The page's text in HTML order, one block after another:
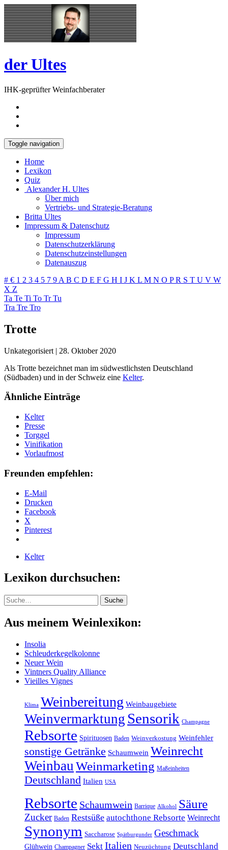
Skip
to
content
Open
Sidebar
der Ultes
IHK-geprüfter Weinfachberater
Toggle navigation
Home
Lexikon
Quiz
Alexander H. Ultes
Über mich
Vertriebs- und Strategie-Beratung
Britta Ultes
Impressum & Datenschutz
Impressum
Datenschutzerklärung
Datenschutzeinstellungen
Datenauszug
# € 1 2 3 4 5 7 9 A B C D E F G H I J K L M N O PR S T U V W
X Z
Ta Te Ti To TrTu
Tra Tre Tro
Trotte
Unkategorisiert | 28. Oktober 2020
Als Trotte bezeichnet man im südwestlichsten Deutschland
(Südbaden) und in der Schweiz eine Kelter.
Ähnliche Einträge
Kelter
Presse
Torggel
Vinifikation
Vorlaufmost
Freunden empfehlen:
E-Mail
Drucken
Facebook
X
Pinterest
Kelter
Lexikon durchsuchen:
Suche Suche
Aus meinem Weinlexikon:
Insolia
Schleuderkegelkolonne
Neuer Wein
Vintners Quality Alliance
Vieilles Vignes
Klima Weinbereitung Weinbaugebiete
Weinvermarktung Sensorik Champagne
Rebsorte Spirituosen Baden Weinverkostung Weinfehler
sonstige Getränke Schaumwein Weinrecht
WeinbauWeinmarketing Maßeinheiten
Deutschland Italien USA
Rebsorte Schaumwein Barrique Alkohol Säure
Zucker Baden Restsüße autochthone Rebsorte Weinrecht
Synonym Saccharose Spätburgunder Geschmack
Glühwein Champagner Sekt Italien Neuzüchtung Deutschland